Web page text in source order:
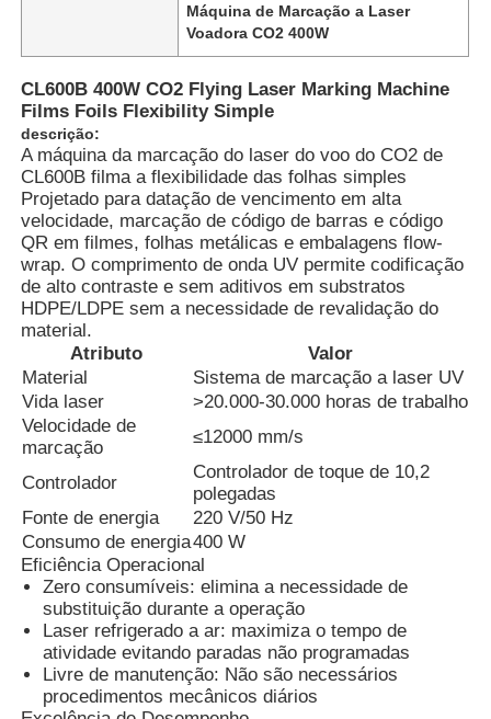
Casa
Produtos
Quem Somos
Máquina de Marcação a Laser
Voadora CO2 400W
CL600B 400W CO2 Flying Laser Marking Machine
Films Foils Flexibility Simple
descrição:
A máquina da marcação do laser do voo do CO2 de
CL600B filma a flexibilidade das folhas simples
Projetado para datação de vencimento em alta
velocidade, marcação de código de barras e código
QR em filmes, folhas metálicas e embalagens flow-
wrap. O comprimento de onda UV permite codificação
de alto contraste e sem aditivos em substratos
HDPE/LDPE sem a necessidade de revalidação do
material.
Atributo
Valor
Material
Sistema de marcação a laser UV
Vida laser
>20.000-30.000 horas de trabalho
Velocidade de
marcação
≤12000 mm/s
Controlador
Controlador de toque de 10,2
polegadas
Fonte de energia
220 V/50 Hz
Consumo de energia400 W
Eficiência Operacional
Zero consumíveis: elimina a necessidade de
substituição durante a operação
Laser refrigerado a ar: maximiza o tempo de
atividade evitando paradas não programadas
Livre de manutenção: Não são necessários
procedimentos mecânicos diários